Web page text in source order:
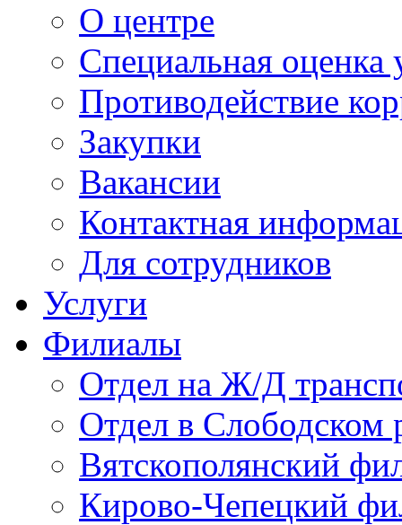
О центре
Специальная оценка
Противодействие
Закупки
Вакансии
Контактная
Для сотрудников
Услуги
Филиалы
Отдел на Ж/Д
Отдел в Слободском
Вятскополянский
Кирово-Чепецкий